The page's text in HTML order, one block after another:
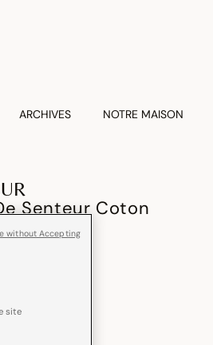
ARCHIVES NOTRE MAISON
Senteur Coton
site
without Accepting